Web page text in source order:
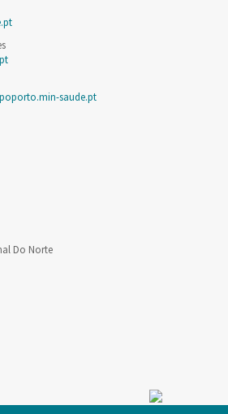
saude.pt
Do Norte